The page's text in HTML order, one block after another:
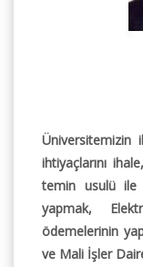
Üniversitemizin
ihtiyaçlarını
temin usulü ile
yapmak,
ödemelerinin
ve Mali İşler